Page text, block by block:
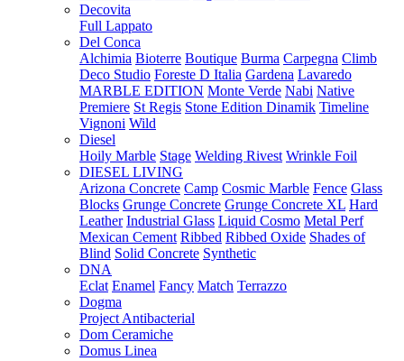
Decovita
Full Lappato
Del Conca
Alchimia Bioterre Boutique Burma Carpegna Climb
Deco Studio Foreste D Italia Gardena Lavaredo
MARBLE EDITION Monte Verde Nabi Native
Premiere St Regis Stone Edition Dinamik Timeline
Vignoni Wild
Diesel
Hoily Marble Stage Welding Rivest Wrinkle Foil
DIESEL LIVING
Arizona Concrete Camp Cosmic Marble Fence Glass
Blocks Grunge Concrete Grunge Concrete XL Hard
Leather Industrial Glass Liquid Cosmo Metal Perf
Mexican Cement Ribbed Ribbed Oxide Shades of
Blind Solid Concrete Synthetic
DNA
Eclat Enamel Fancy Match Terrazzo
Dogma
Project Antibacterial
Dom Ceramiche
Domus Linea